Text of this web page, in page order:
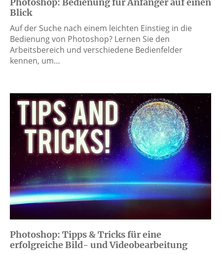
Photoshop: Bedienung für Anfänger auf einen
Blick
Auf der Suche nach einem leichten Einstieg in die
Bedienung von Photoshop? Lernen Sie den
Arbeitsbereich und verschiedene Bedienfelder
kennen, um…
Photoshop: Tipps & Tricks für eine
erfolgreiche Bild- und Videobearbeitung